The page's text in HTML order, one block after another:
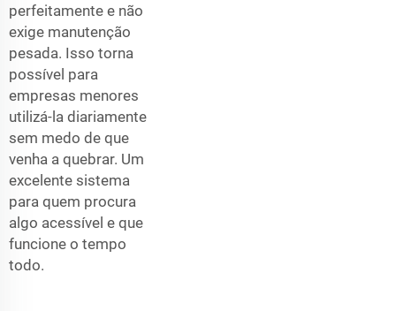
perfeitamente e não
exige manutenção
pesada. Isso torna
possível para
empresas menores
utilizá-la diariamente
sem medo de que
venha a quebrar. Um
excelente sistema
para quem procura
algo acessível e que
funcione o tempo
todo.